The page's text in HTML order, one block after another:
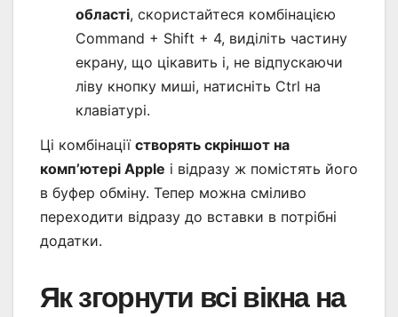
області, скористайтеся комбінацією
Command + Shift + 4, виділіть частину
екрану, що цікавить і, не відпускаючи
ліву кнопку миші, натисніть Ctrl на
клавіатурі.
Ці комбінації створять скріншот на
комп’ютері Apple і відразу ж помістять його
в буфер обміну. Тепер можна сміливо
переходити відразу до вставки в потрібні
додатки.
Як згорнути всі вікна на